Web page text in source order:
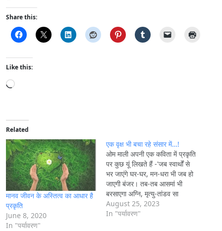
Share this:
Like this:
L
d
i
n
g
…
Related
मानव जीवन के अस्तित्व का आधार है
प्रकृति
June 8, 2020
In "पर्यावरण"
एक वृक्ष भी बचा रहे संसार में…!
ओम माली अपनी एक कविता में प्रकृति
पर कुछ यूं लिखते हैं -'जब स्वार्थों से
भर जाएंगे घर-घर, मन-धरा भी जब हो
जाएगी बंजर। तब-तब आसमां भी
बरसाएगा अग्नि, मृत्यु-तांडव सा
चहुँओर होगा मंजर ।।तुम प्रकृति का
करते रहोगे अति दोहन, शमशीरें बन
August 25, 2023
In "पर्यावरण"